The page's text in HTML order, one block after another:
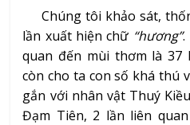
Chúng tôi khảo sát,
lần xuất hiện chữ “hương”.
quan đến mùi thơm là 37
còn cho ta con số khá thú
gắn với nhân vật Thuý
Đạm Tiên, 2 lần liên